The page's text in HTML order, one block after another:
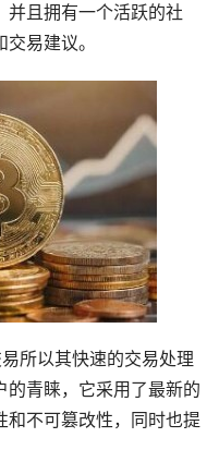
并且拥有一个活跃的社
易建议。
所以其快速的交易处理
的青睐，它采用了最新的
和不可篡改性，同时也提